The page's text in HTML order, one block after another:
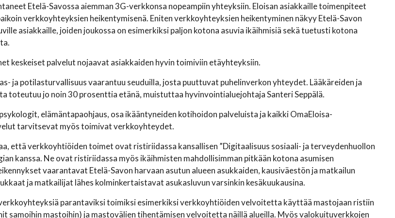
Etelä-Savossa aiemman 3G-verkkonsa nopeampiin yhteyksiin. Eloisan asiakkaille toimenpiteet
verkkoyhteyksien heikentymisenä. Eniten verkkoyhteyksien heikentyminen näkyy Etelä-Savon
asiakkaille, joiden joukossa on esimerkiksi paljon kotona asuvia ikäihmisiä sekä tuetusti kotona
keskeiset palvelut nojaavat asiakkaiden hyvin toimiviin etäyhteyksiin.
ja potilasturvallisuus vaarantuu seuduilla, josta puuttuvat puhelinverkon yhteydet. Lääkäreiden ja
toteutuu jo noin 30 prosenttia etänä, muistuttaa hyvinvointialuejohtaja Santeri Seppälä.
elämäntapaohjaus, osa ikääntyneiden kotihoidon palveluista ja kaikki OmaEloisa-
tarvitsevat myös toimivat verkkoyhteydet.
että verkkoyhtiöiden toimet ovat ristiriidassa kansallisen ”Digitaalisuus sosiaali- ja terveydenhuollon
kanssa. Ne ovat ristiriidassa myös ikäihmisten mahdollisimman pitkään kotona asumisen
vaarantavat Etelä-Savon harvaan asutun alueen asukkaiden, kausiväestön ja matkailun
ja matkailijat lähes kolminkertaistavat asukasluvun varsinkin kesäkuukausina.
parantaviksi toimiksi esimerkiksi verkkoyhtiöiden velvoitetta käyttää mastojaan ristiin
samoihin mastoihin) ja mastovälien tihentämisen velvoitetta näillä alueilla. Myös valokuituverkkojen